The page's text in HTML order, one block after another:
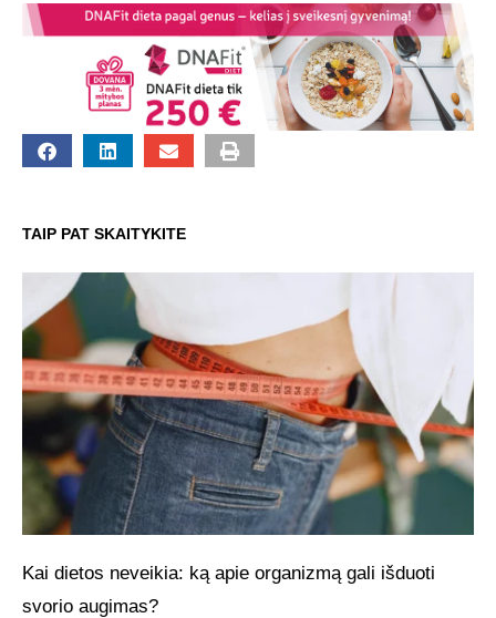
TAIP PAT SKAITYKITE
Kai dietos neveikia: ką apie organizmą gali išduoti
svorio augimas?